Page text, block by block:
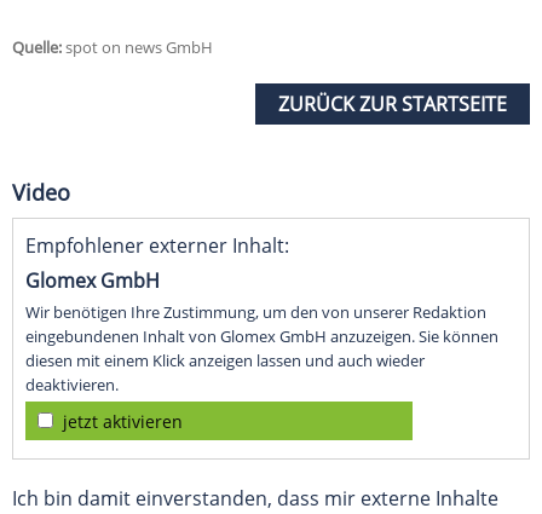
Quelle:spot on news GmbH
ZURÜCK ZUR STARTSEITE
Video
Empfohlener externer Inhalt:
Glomex GmbH
Wir benötigen Ihre Zustimmung, um den von unserer Redaktion
eingebundenen Inhalt von Glomex GmbH anzuzeigen. Sie können
diesen mit einem Klick anzeigen lassen und auch wieder
deaktivieren.
jetzt aktivieren
Ich bin damit einverstanden, dass mir externe Inhalte